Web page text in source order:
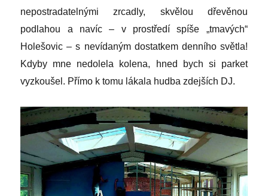
nepostradatelnými zrcadly, skvělou dřevěnou
podlahou a navíc – v prostředí spíše „tmavých“
Holešovic – s nevídaným dostatkem denního světla!
Kdyby mne nedolela kolena, hned bych si parket
vyzkoušel. Přímo k tomu lákala hudba zdejších DJ.